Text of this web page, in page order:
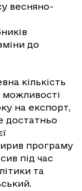
весняно-
до
кількість
можливості
на експорт,
достатньо
програму
під час
та